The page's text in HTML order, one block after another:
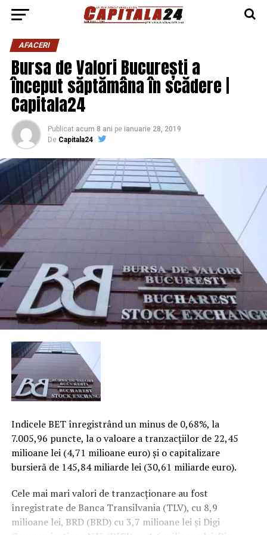
AFACERI
Bursa de Valori București a
început săptămâna în scădere |
Capitala24
Publicat acum 8 ani pe ianuarie 28, 2019
De Capitala24
Indicele BET înregistrând un minus de 0,68%, la
7.005,96 puncte, la o valoare a tranzacţiilor de 22,45
milioane lei (4,71 milioane euro) şi o capitalizare
bursieră de 145,84 miliarde lei (30,61 miliarde euro).
Cele mai mari valori de tranzacţionare au fost
înregistrate de Banca Transilvania (TLV), cu 8,9
milioane lei, BRD (BRD) cu 3,7 milioane lei şi Digi